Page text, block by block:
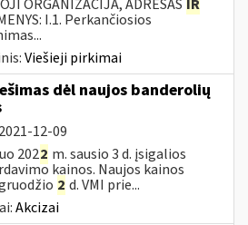
ORGANIZACIJA, ADRESAS IR
I.1. Perkančiosios
Viešieji pirkimai
dėl naujos banderolių
2021-12-09
2022 m. sausio 3 d. įsigalios
kainos. Naujos kainos
2 d. VMI prie...
Akcizai